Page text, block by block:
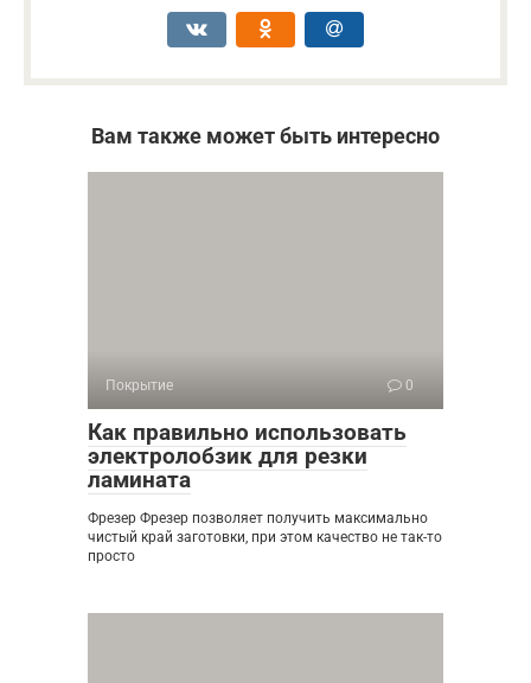
Вам также может быть интересно
Покрытие 0
Как правильно использовать
электролобзик для резки
ламината
Фрезер Фрезер позволяет получить максимально
чистый край заготовки, при этом качество не так-то
просто